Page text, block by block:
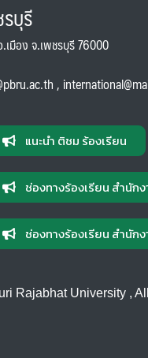
บุรี
มือง จ.เพชรบุรี 76000
,
แนะนำ ติชม ร้องเรียน
ช่องทางร้องเรียน สำนัก
ช่องทางร้องเรียน สำนัก
Rajabhat University ,